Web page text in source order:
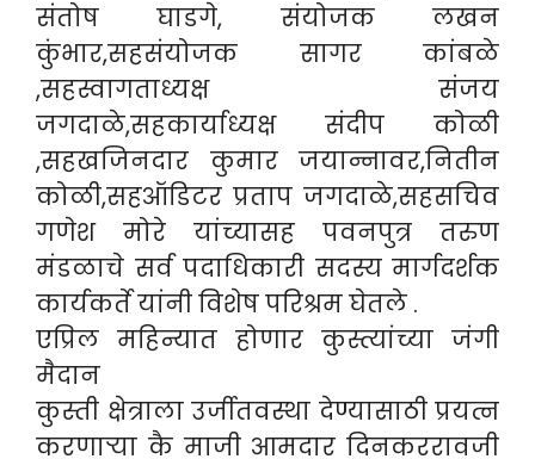
संतोष घाडगे, संयोजक लखन
कुंभार,सहसंयोजक सागर कांबळे
,सहस्वागताध्यक्ष संजय
जगदाळे,सहकार्याध्यक्ष संदीप कोळी
,सहखजिनदार कुमार जयान्नावर,नितीन
कोळी,सहऑडिटर प्रताप जगदाळे,सहसचिव
गणेश मोरे यांच्यासह पवनपुत्र तरुण
मंडळाचे सर्व पदाधिकारी सदस्य मार्गदर्शक
कार्यकर्ते यांनी विशेष परिश्रम घेतले .
एप्रिल महिन्यात होणार कुस्त्यांच्या जंगी
मैदान
कुस्ती क्षेत्राला उर्जीतवस्था देण्यासाठी प्रयत्न
करणाऱ्या कै माजी आमदार दिनकररावजी